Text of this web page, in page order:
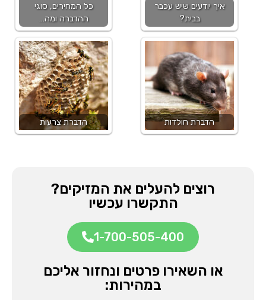
איך יודעים שיש עכבר
בבית?
הדברת חולדות
כל המחירים, סוגי
ההדברה ומה…
הדברת צרעות
רוצים להעלים את המזיקים?
התקשרו עכשיו
1-700-505-400
או השאירו פרטים ונחזור אליכם
במהירות: